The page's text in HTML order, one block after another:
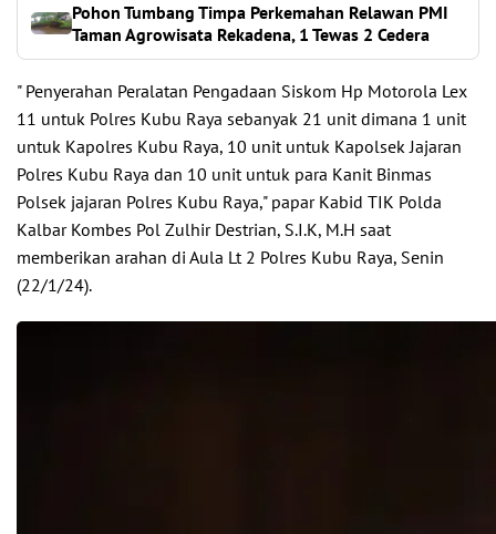
Pohon Tumbang Timpa Perkemahan Relawan PMI
Taman Agrowisata Rekadena, 1 Tewas 2 Cedera
" Penyerahan Peralatan Pengadaan Siskom Hp Motorola Lex
11 untuk Polres Kubu Raya sebanyak 21 unit dimana 1 unit
untuk Kapolres Kubu Raya, 10 unit untuk Kapolsek Jajaran
Polres Kubu Raya dan 10 unit untuk para Kanit Binmas
Polsek jajaran Polres Kubu Raya," papar Kabid TIK Polda
Kalbar Kombes Pol Zulhir Destrian, S.I.K, M.H saat
memberikan arahan di Aula Lt 2 Polres Kubu Raya, Senin
(22/1/24).